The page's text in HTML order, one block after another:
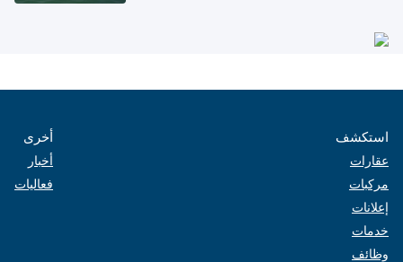
استكشف
عقارات
مركبات
إعلانات
خدمات
وظائف
أخرى
أخبار
فعاليات